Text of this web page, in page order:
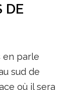
DE
en parle
sud de
où il sera